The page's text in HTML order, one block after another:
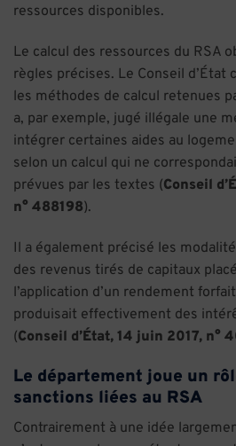
ressources disponibles.
Le calcul des ressources du RSA
règles précises. Le Conseil
les méthodes de calcul retenues
a, par exemple, jugé illégale une
intégrer certaines aides au
selon un calcul qui ne
prévues par les textes (Conseil
n° 488198).
Il a également précisé les
des revenus tirés de capitaux
l’application d’un rendement
produisait effectivement des
(Conseil d’État, 14 juin 2017, n°
Le département joue un
sanctions liées au RSA
Contrairement à une idée